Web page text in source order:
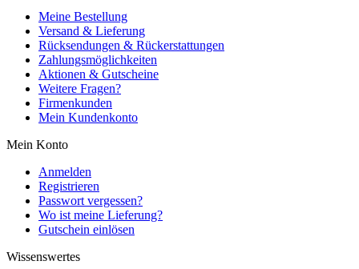
Meine Bestellung
Versand & Lieferung
Rücksendungen & Rückerstattungen
Zahlungsmöglichkeiten
Aktionen & Gutscheine
Weitere Fragen?
Firmenkunden
Mein Kundenkonto
Mein Konto
Anmelden
Registrieren
Passwort vergessen?
Wo ist meine Lieferung?
Gutschein einlösen
Wissenswertes